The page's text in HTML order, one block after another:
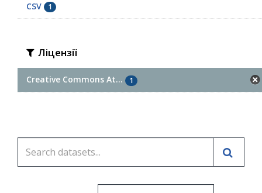
CSV 1
Ліцензії
Creative Commons At... 1